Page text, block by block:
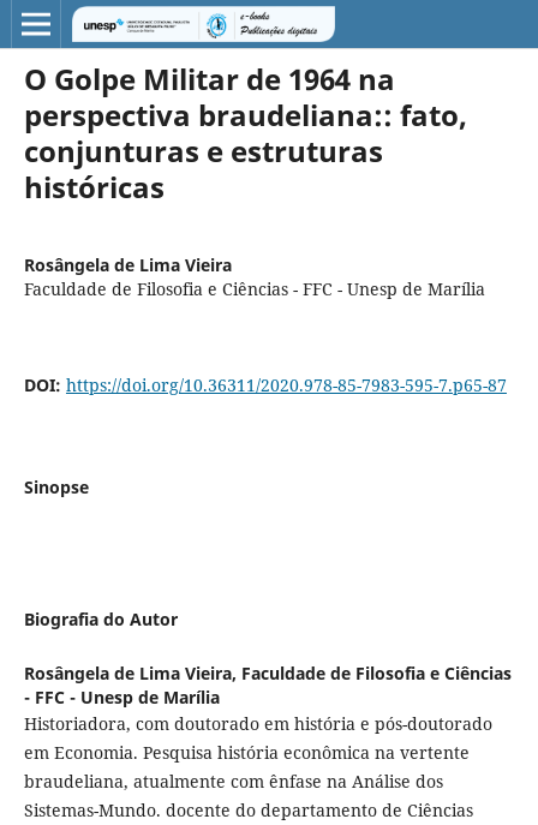
O Golpe Militar de 1964 na
perspectiva braudeliana:: fato,
conjunturas e estruturas
históricas
Rosângela de Lima Vieira
Faculdade de Filosofia e Ciências - FFC - Unesp de Marília
DOI: https://doi.org/10.36311/2020.978-85-7983-595-7.p65-87
Sinopse
Biografia do Autor
Rosângela de Lima Vieira, Faculdade de Filosofia e Ciências
- FFC - Unesp de Marília
Historiadora, com doutorado em história e pós-doutorado
em Economia. Pesquisa história econômica na vertente
braudeliana, atualmente com ênfase na Análise dos
Sistemas-Mundo. docente do departamento de Ciências